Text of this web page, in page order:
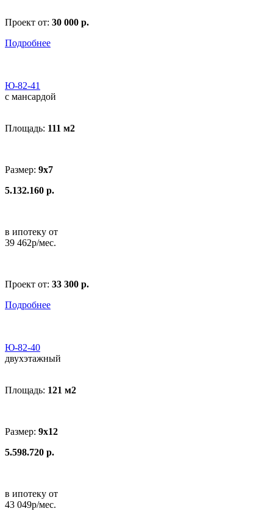
Проект от: 30 000 р.
Подробнее
Ю-82-41
с мансардой
Площадь: 111 м2
Размер: 9x7
5.132.160 р.
в ипотеку от
39 462р/мес.
Проект от: 33 300 р.
Подробнее
Ю-82-40
двухэтажный
Площадь: 121 м2
Размер: 9x12
5.598.720 р.
в ипотеку от
43 049р/мес.